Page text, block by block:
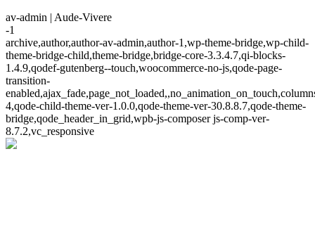
av-admin | Aude-Vivere
-1
archive,author,author-av-admin,author-1,wp-theme-bridge,wp-child-
theme-bridge-child,theme-bridge,bridge-core-3.3.4.7,qi-blocks-
1.4.9,qodef-gutenberg--touch,woocommerce-no-js,qode-page-
transition-
4,qode-child-theme-ver-1.0.0,qode-theme-ver-30.8.8.7,qode-theme-
bridge,qode_header_in_grid,wpb-js-composer js-comp-ver-
8.7.2,vc_responsive